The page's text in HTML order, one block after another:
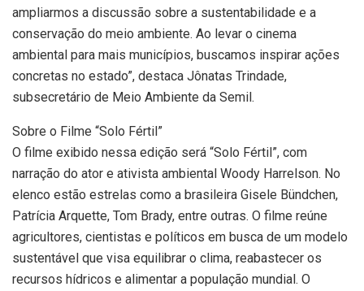
ampliarmos a discussão sobre a sustentabilidade e a
conservação do meio ambiente. Ao levar o cinema
ambiental para mais municípios, buscamos inspirar ações
concretas no estado”, destaca Jônatas Trindade,
subsecretário de Meio Ambiente da Semil.
Sobre o Filme “Solo Fértil”
O filme exibido nessa edição será “Solo Fértil”, com
narração do ator e ativista ambiental Woody Harrelson. No
elenco estão estrelas como a brasileira Gisele Bündchen,
Patrícia Arquette, Tom Brady, entre outras. O filme reúne
agricultores, cientistas e políticos em busca de um modelo
sustentável que visa equilibrar o clima, reabastecer os
recursos hídricos e alimentar a população mundial. O